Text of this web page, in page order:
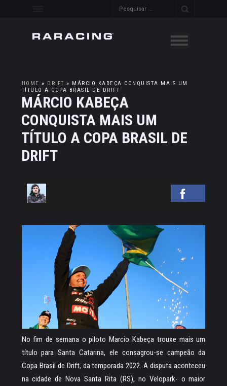
HOME » DRIFT » MÁRCIO KABEÇA CONQUISTA MAIS UM
TÍTULO A COPA BRASIL DE DRIFT
MÁRCIO KABEÇA
CONQUISTA MAIS UM
TÍTULO A COPA BRASIL DE
DRIFT
No fim de semana o piloto Marcio Kabeça trouxe mais um
título para Santa Catarina, ele consagrou-se campeão da
Copa Brasil de Drift, da temporada 2022. A disputa aconteceu
na cidade de Nova Santa Rita (RS), no Velopark- o maior